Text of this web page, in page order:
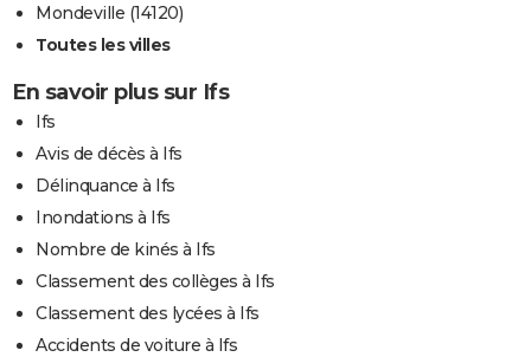
Mondeville (14120)
Toutes les villes
En savoir plus sur Ifs
Ifs
Avis de décès à Ifs
Délinquance à Ifs
Inondations à Ifs
Nombre de kinés à Ifs
Classement des collèges à Ifs
Classement des lycées à Ifs
Accidents de voiture à Ifs